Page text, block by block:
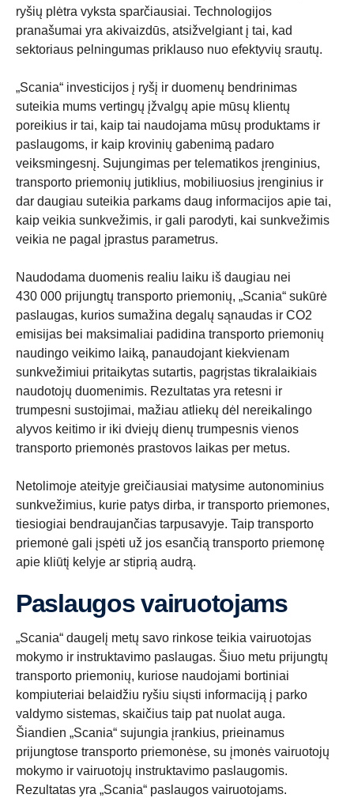
ryšių plėtra vyksta sparčiausiai. Technologijos
pranašumai yra akivaizdūs, atsižvelgiant į tai, kad
sektoriaus pelningumas priklauso nuo efektyvių srautų.
„Scania“ investicijos į ryšį ir duomenų bendrinimas
suteikia mums vertingų įžvalgų apie mūsų klientų
poreikius ir tai, kaip tai naudojama mūsų produktams ir
paslaugoms, ir kaip krovinių gabenimą padaro
veiksmingesnį. Sujungimas per telematikos įrenginius,
transporto priemonių jutiklius, mobiliuosius įrenginius ir
dar daugiau suteikia parkams daug informacijos apie tai,
kaip veikia sunkvežimis, ir gali parodyti, kai sunkvežimis
veikia ne pagal įprastus parametrus.
Naudodama duomenis realiu laiku iš daugiau nei
430 000 prijungtų transporto priemonių, „Scania“ sukūrė
paslaugas, kurios sumažina degalų sąnaudas ir CO2
emisijas bei maksimaliai padidina transporto priemonių
naudingo veikimo laiką, panaudojant kiekvienam
sunkvežimiui pritaikytas sutartis, pagrįstas tikralaikiais
naudotojų duomenimis. Rezultatas yra retesni ir
trumpesni sustojimai, mažiau atliekų dėl nereikalingo
alyvos keitimo ir iki dviejų dienų trumpesnis vienos
transporto priemonės prastovos laikas per metus.
Netolimoje ateityje greičiausiai matysime autonominius
sunkvežimius, kurie patys dirba, ir transporto priemones,
tiesiogiai bendraujančias tarpusavyje. Taip transporto
priemonė gali įspėti už jos esančią transporto priemonę
apie kliūtį kelyje ar stiprią audrą.
Paslaugos vairuotojams
„Scania“ daugelį metų savo rinkose teikia vairuotojas
mokymo ir instruktavimo paslaugas. Šiuo metu prijungtų
transporto priemonių, kuriose naudojami bortiniai
kompiuteriai belaidžiu ryšiu siųsti informaciją į parko
valdymo sistemas, skaičius taip pat nuolat auga.
Šiandien „Scania“ sujungia įrankius, prieinamus
prijungtose transporto priemonėse, su įmonės vairuotojų
mokymo ir vairuotojų instruktavimo paslaugomis.
Rezultatas yra „Scania“ paslaugos vairuotojams.